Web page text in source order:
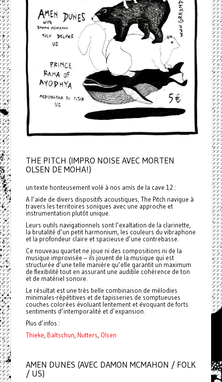
THE PITCH (IMPRO NOISE AVEC MORTEN
OLSEN DE MOHA!)
un texte honteusement volé à nos amis de la cave 12 :
A l’aide de divers dispositifs acoustiques, The Pitch navigue à
travers les territoires soniques avec une approche et
instrumentation plutôt unique.
Leurs outils navigationnels sont l’exaltation de la clarinette,
la brutalité d’un petit harmonium, les couleurs du vibraphone
et la profondeur claire et spacieuse d’une contrebasse.
Ce nouveau quartet ne joue ni des compositions ni de la
musique improvisée – ils jouent de la musique qui est
structurée d’une telle manière qu’elle garantit un maximum
de flexibilité tout en assurant une audible cohérence de ton
et de matériel sonore.
Le résultat est une très belle combinaison de mélodies
minimales-répétitives et de tapisseries de somptueuses
couches colorées évoluant lentement et évoquant de forts
sentiments d’intemporalité et d’expansion.
Plus d’infos :
Thieke, Baltschun, Nutters, Olsen
AMEN DUNES (AVEC DAMON MCMAHON / FOLK
/ US)